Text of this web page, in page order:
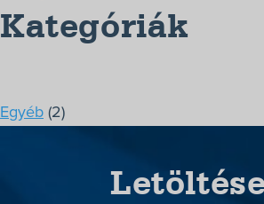
Szerviz
Kategóriák
Egyéb (2)